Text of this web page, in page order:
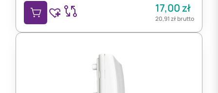
17,00 zł
20,91złbrutto